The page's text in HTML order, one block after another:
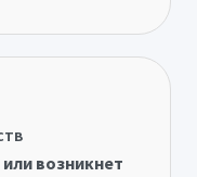
возникнет